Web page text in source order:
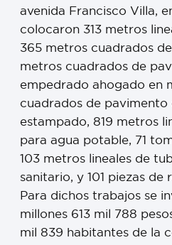
avenida Francisco Villa,
colocaron 313 metros
365 metros cuadrados
metros cuadrados de
empedrado ahogado en
cuadrados de
estampado, 819 metros
para agua potable, 71
103 metros lineales de
sanitario, y 101 piezas de
Para dichos trabajos se
millones 613 mil 788
mil 839 habitantes de la